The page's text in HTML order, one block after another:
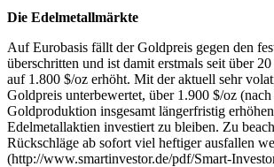
Die Edelmetallmärkte
Auf Eurobasis fällt der Goldpreis gegen den
überschritten und ist damit erstmals seit über
auf 1.800 $/oz erhöht. Mit der aktuell sehr
Goldpreis unterbewertet, über 1.900 $/oz
Goldproduktion insgesamt längerfristig
Edelmetallaktien investiert zu bleiben. Zu
Rückschläge ab sofort viel heftiger ausfallen
(http://www.smartinvestor.de/pdf/Smart-